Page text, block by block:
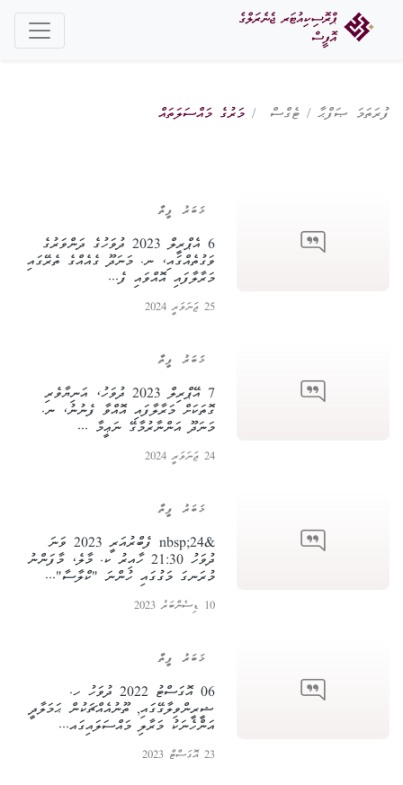
ފުރަތަމަ ޞަފްޙާ ޓެގްސް މަރުގެ މައްސަލަތައް
ޚަބަރު ފީތާ
6 އެޕްރީލް 2023 ދުވަހުގެ ދަންވަރުގެ
ވަގުތެއްގައި، ނ. މަނަދޫ ގެއެއްގެ ތެރޭގައި
މަރާލާފައި އޮއްވައި ފެ...
25 ޖަނަވަރީ 2024
ޚަބަރު ފީތާ
7 އޭޕްރިލް 2023 ދުވަހު، އަނިޔާވެރި
ގޮތަކަށް މަރާލާފައި އޮއްވާ ފެނުނު، ނ.
މަނަދޫ އަންނާރުމާގޭ ނަޢީމާ ...
24 ޖަނަވަރީ 2024
ޚަބަރު ފީތާ
&nbsp;24 ފެބްރުއަރީ 2023 ވަނަ
ދުވަހު 21:30 ހާއިރު ކ. މާލެ، މާފަންނު
މުރަނގަ މަގުގައި ހުންނަ "ކްލާސާ"...
10 ޑިސެންބަރު 2023
ޚަބަރު ފީތާ
06 އޮގަސްޓު 2022 ދުވަހު ހ.
ޝީރީންވިލާގޭގައި, ތޫނުއެއްޗަކުން ޙަމަލާދީ
އަންހެނަކު މަރާލި މައްސަލައިގައ...
23 އޮގަސްޓް 2023